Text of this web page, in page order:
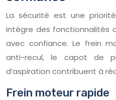
La sécurité est une
intègre des fonctionnalités
avec confiance. Le frein
anti-recul, le capot de
d’aspiration contribuent à
Frein moteur rapide